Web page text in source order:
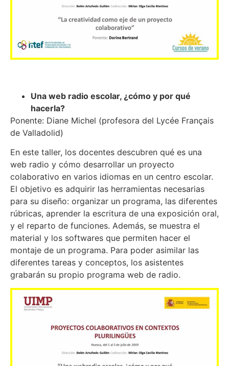
Una web radio escolar, ¿cómo y por qué
hacerla?
Ponente: Diane Michel (profesora del Lycée Français
de Valladolid)
En este taller, los docentes descubren qué es una
web radio y cómo desarrollar un proyecto
colaborativo en varios idiomas en un centro escolar.
El objetivo es adquirir las herramientas necesarias
para su diseño: organizar un programa, las diferentes
rúbricas, aprender la escritura de una exposición oral,
y el reparto de funciones. Además, se muestra el
material y los softwares que permiten hacer el
montaje de un programa. Para poder asimilar las
diferentes tareas y conceptos, los asistentes
grabarán su propio programa web de radio.